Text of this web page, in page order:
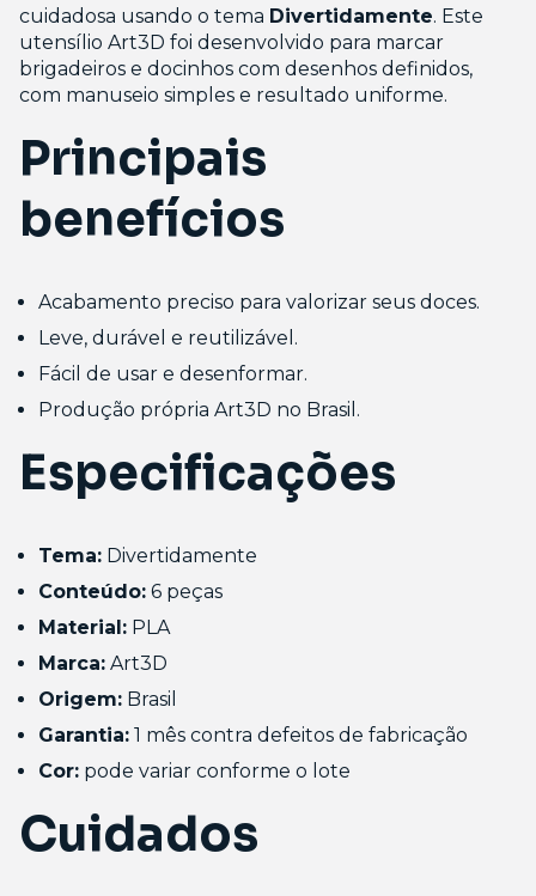
cuidadosa usando o tema Divertidamente. Este
utensílio Art3D foi desenvolvido para marcar
brigadeiros e docinhos com desenhos definidos,
com manuseio simples e resultado uniforme.
Principais
benefícios
Acabamento preciso para valorizar seus doces.
Leve, durável e reutilizável.
Fácil de usar e desenformar.
Produção própria Art3D no Brasil.
Especificações
Tema: Divertidamente
Conteúdo: 6 peças
Material: PLA
Marca: Art3D
Origem: Brasil
Garantia: 1 mês contra defeitos de fabricação
Cor: pode variar conforme o lote
Cuidados